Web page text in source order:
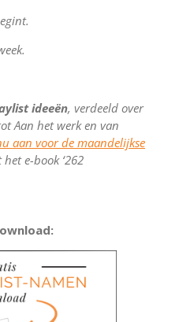
ideeën, verdeeld over
Aan het werk en van
aan voor de maandelijkse
e-book ‘262